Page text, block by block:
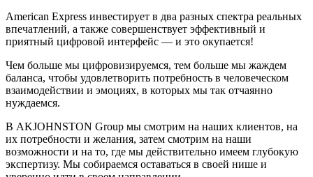
American Express инвестирует в два разных спектра реальных
впечатлений, а также совершенствует эффективный и
приятный цифровой интерфейс — и это окупается!
Чем больше мы цифровизируемся, тем больше мы жаждем
баланса, чтобы удовлетворить потребность в человеческом
взаимодействии и эмоциях, в которых мы так отчаянно
нуждаемся.
В AKJOHNSTON Group мы смотрим на наших клиентов, на
их потребности и желания, затем смотрим на наши
возможности и на то, где мы действительно имеем глубокую
экспертизу. Мы собираемся оставаться в своей нише и